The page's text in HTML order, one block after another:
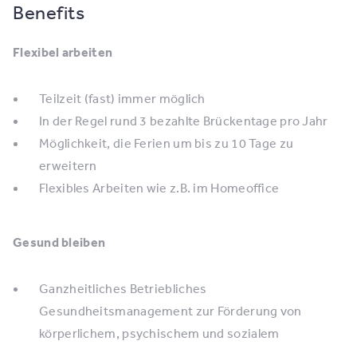
Benefits
Flexibel arbeiten
Teilzeit (fast) immer möglich
In der Regel rund 3 bezahlte Brückentage pro Jahr
Möglichkeit, die Ferien um bis zu 10 Tage zu
erweitern
Flexibles Arbeiten wie z.B. im Homeoffice
Gesund bleiben
Ganzheitliches Betriebliches
Gesundheitsmanagement zur Förderung von
körperlichem, psychischem und sozialem